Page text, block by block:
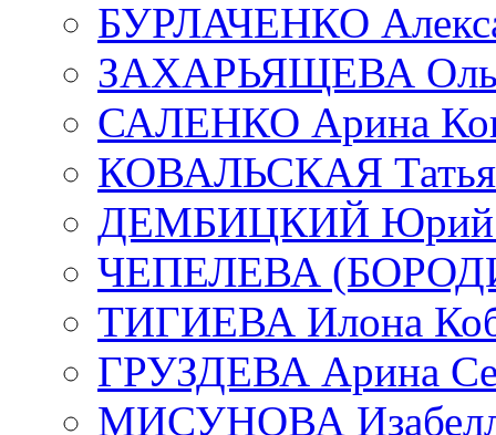
БУРЛАЧЕНКО
ЗАХАРЬЯЩЕВА
САЛЕНКО Арина
КОВАЛЬСКАЯ
ДЕМБИЦКИЙ Юрий
ЧЕПЕЛЕВА
ТИГИЕВА Илона
ГРУЗДЕВА Арина
МИСУНОВА